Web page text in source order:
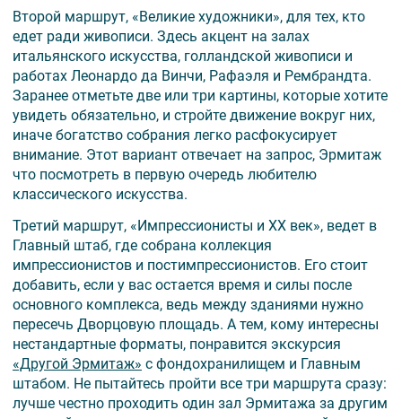
Второй маршрут, «Великие художники», для тех, кто
едет ради живописи. Здесь акцент на залах
итальянского искусства, голландской живописи и
работах Леонардо да Винчи, Рафаэля и Рембрандта.
Заранее отметьте две или три картины, которые хотите
увидеть обязательно, и стройте движение вокруг них,
иначе богатство собрания легко расфокусирует
внимание. Этот вариант отвечает на запрос, Эрмитаж
что посмотреть в первую очередь любителю
классического искусства.
Третий маршрут, «Импрессионисты и ХХ век», ведет в
Главный штаб, где собрана коллекция
импрессионистов и постимпрессионистов. Его стоит
добавить, если у вас остается время и силы после
основного комплекса, ведь между зданиями нужно
пересечь Дворцовую площадь. А тем, кому интересны
нестандартные форматы, понравится экскурсия
«Другой Эрмитаж» с фондохранилищем и Главным
штабом. Не пытайтесь пройти все три маршрута сразу:
лучше честно проходить один зал Эрмитажа за другим